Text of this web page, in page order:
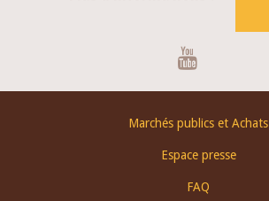
Marchés publics et Achats
Espace presse
FAQ